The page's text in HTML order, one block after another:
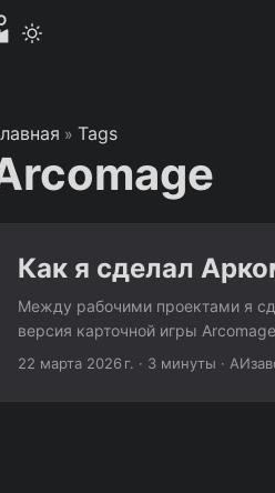
» Tags
Как я сделал
Между рабочими проектами я
версия карточной игры
тавернах между квестами. Что
22 марта 2026 г. · 3 минуты ·